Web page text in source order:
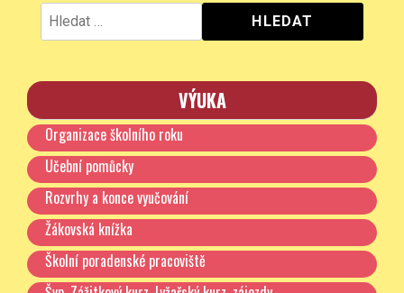
Vyhledávání
VÝUKA
Organizace školního roku
Učební pomůcky
Rozvrhy a konce vyučování
Žákovská knížka
Školní poradenské pracoviště